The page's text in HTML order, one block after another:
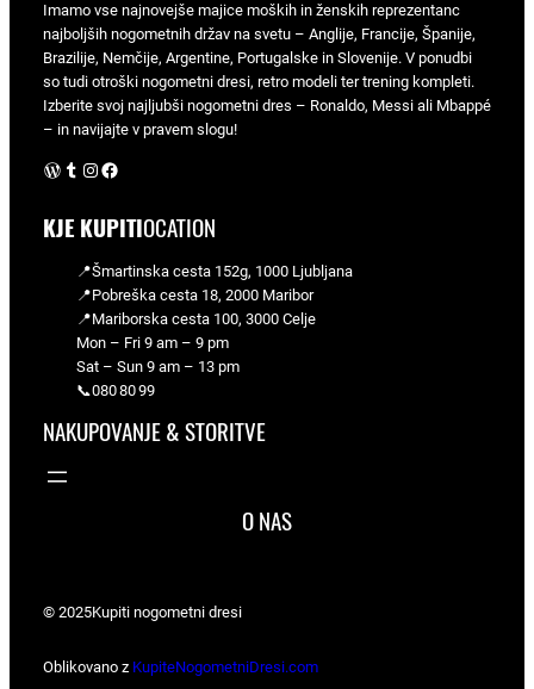
Imamo vse najnovejše majice moških in ženskih reprezentanc
najboljših nogometnih držav na svetu – Anglije, Francije, Španije,
Brazilije, Nemčije, Argentine, Portugalske in Slovenije. V ponudbi
so tudi otroški nogometni dresi, retro modeli ter trening kompleti.
Izberite svoj najljubši nogometni dres – Ronaldo, Messi ali Mbappé
– in navijajte v pravem slogu!
WordPress Instagram Facebook
KJE KUPITIOCATION
📍Šmartinska cesta 152g, 1000 Ljubljana
📍Pobreška cesta 18, 2000 Maribor
📍Mariborska cesta 100, 3000 Celje
Mon – Fri 9 am – 9 pm
Sat – Sun 9 am – 13 pm
📞080 80 99
NAKUPOVANJE & STORITVE
O NAS
© 2025Kupiti nogometni dresi
Oblikovano z KupiteNogometniDresi.com